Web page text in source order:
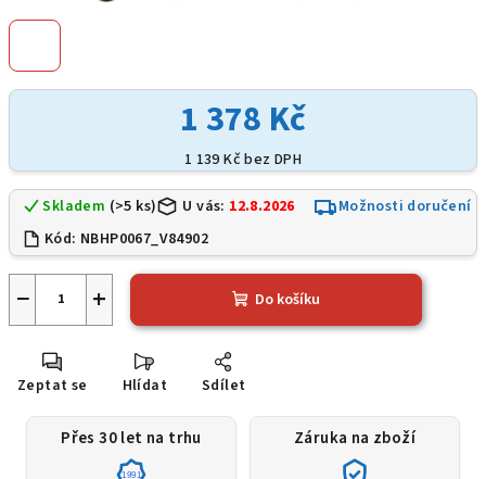
1 378 Kč
1 139 Kč bez DPH
Skladem (>5 ks) U vás: 12.8.2026
Možnosti doručení
Kód: NBHP0067_V84902
+
− Do košíku
Zeptat se Hlídat Sdílet
Přes 30 let na trhu
1991
Záruka na zboží